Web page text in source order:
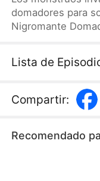
domadores para
Nigromante
museo de
esquelético
a los demás que
Lista de
Compartir:
Recomendado